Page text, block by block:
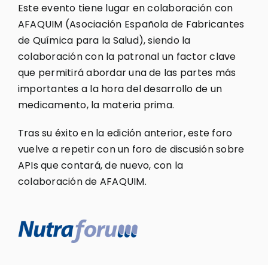
Este evento tiene lugar en colaboración con
AFAQUIM (Asociación Española de Fabricantes
de Química para la Salud), siendo la
colaboración con la patronal un factor clave
que permitirá abordar una de las partes más
importantes a la hora del desarrollo de un
medicamento, la materia prima.
Tras su éxito en la edición anterior, este foro
vuelve a repetir con un foro de discusión sobre
APIs que contará, de nuevo, con la
colaboración de AFAQUIM.